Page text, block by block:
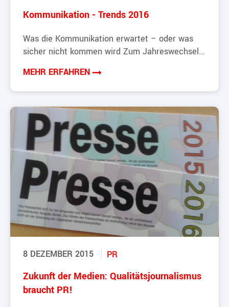
Kommunikation - Trends 2016
Was die Kommunikation erwartet – oder was
sicher nicht kommen wird Zum Jahreswechsel...
MEHR ERFAHREN
8 DEZEMBER 2015 PR
Zukunft der Medien: Qualitätsjournalismus
braucht PR!